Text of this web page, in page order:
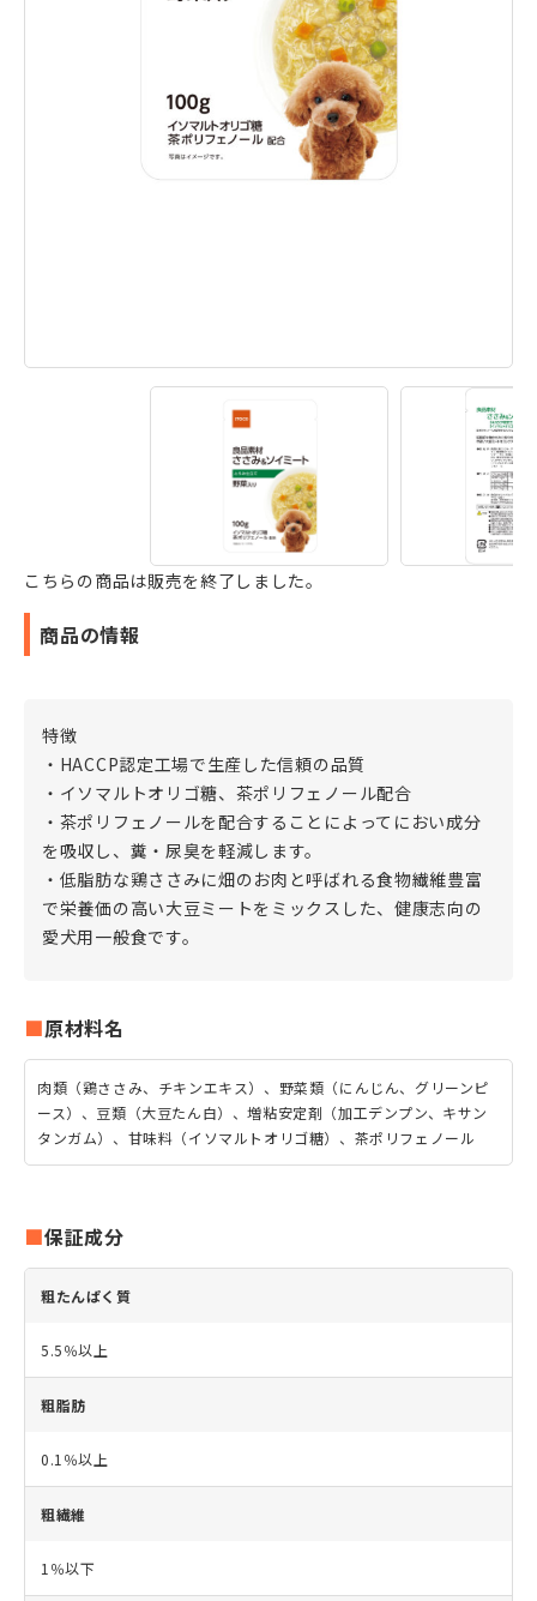
こちらの商品は販売を終了しました。
商品の情報
特徴
・HACCP認定工場で生産した信頼の品質
・イソマルトオリゴ糖、茶ポリフェノール配合
・茶ポリフェノールを配合することによってにおい成分
を吸収し、糞・尿臭を軽減します。
・低脂肪な鶏ささみに畑のお肉と呼ばれる食物繊維豊富
で栄養価の高い大豆ミートをミックスした、健康志向の
愛犬用一般食です。
原材料名
肉類（鶏ささみ、チキンエキス）、野菜類（にんじん、グリーンピ
ース）、豆類（大豆たん白）、増粘安定剤（加工デンプン、キサン
タンガム）、甘味料（イソマルトオリゴ糖）、茶ポリフェノール
保証成分
粗たんぱく質
5.5％以上
粗脂肪
0.1％以上
粗繊維
1％以下